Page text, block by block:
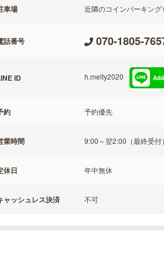
車場 近隣のコインパーキング
話番号 070-1805-
ID h.melty2020
約 予約優先
業時間 9:00～翌2:00（最終受付）
休日 年中無休
ャッシュレス決済 不可